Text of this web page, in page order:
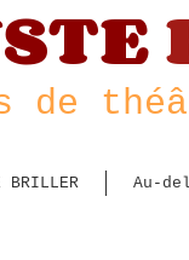
de
BRILLER Au-